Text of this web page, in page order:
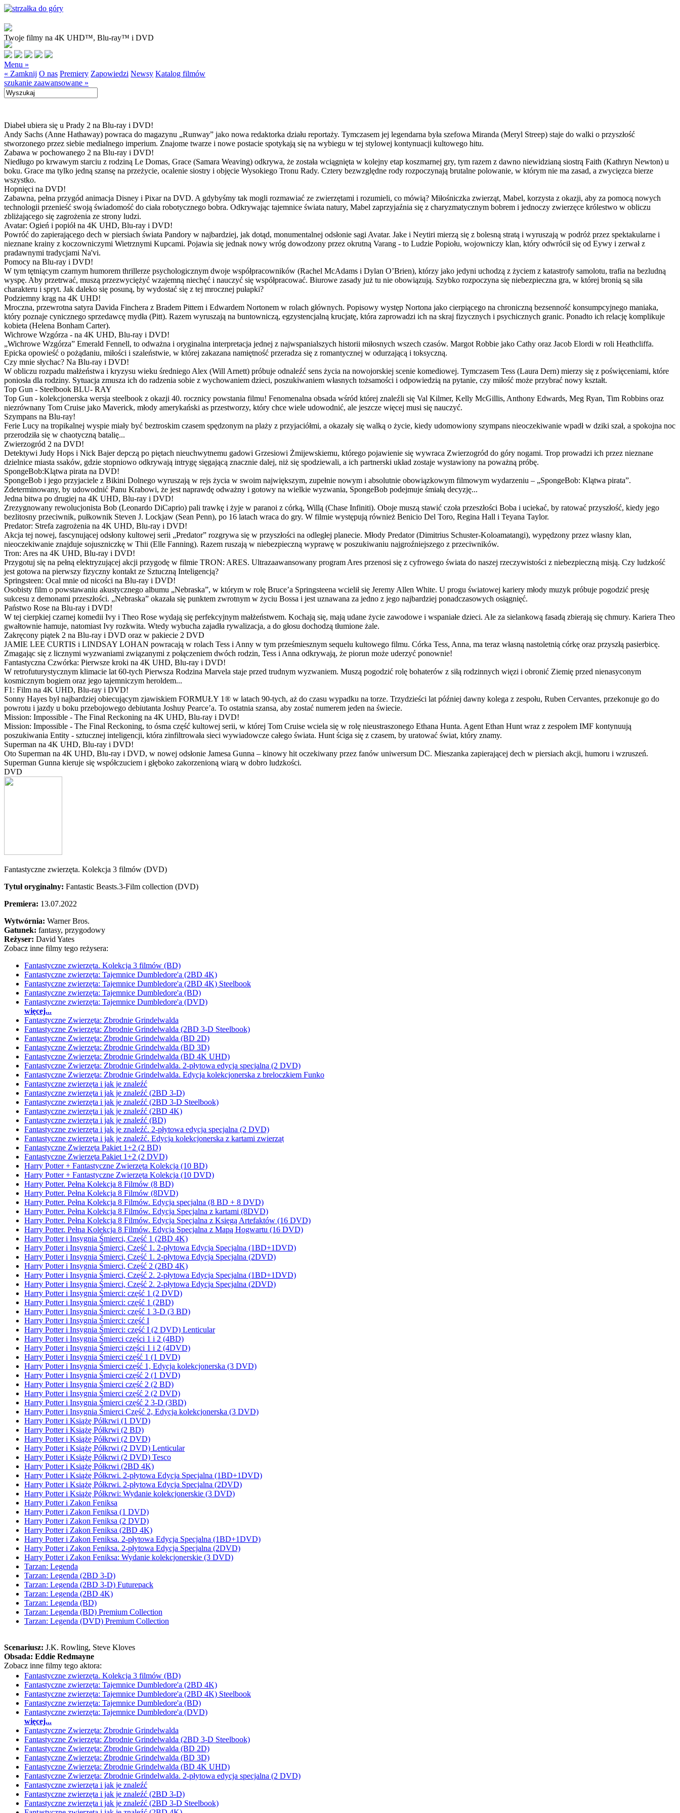
Twoje filmy na 4K UHD™, Blu-ray™ i DVD
Menu »
« Zamknij O nas Premiery Zapowiedzi Newsy Katalog filmów
szukanie zaawansowane »
Diabeł ubiera się u Prady 2 na Blu-ray i DVD!
Andy Sachs (Anne Hathaway) powraca do magazynu „Runway” jako nowa redaktorka działu reportaży. Tymczasem jej legendarna była szefowa Miranda (Meryl Streep) staje do walki o przyszłość
stworzonego przez siebie medialnego imperium. Znajome twarze i nowe postacie spotykają się na wybiegu w tej stylowej kontynuacji kultowego hitu.
Zabawa w pochowanego 2 na Blu-ray i DVD!
Niedługo po krwawym starciu z rodziną Le Domas, Grace (Samara Weaving) odkrywa, że została wciągnięta w kolejny etap koszmarnej gry, tym razem z dawno niewidzianą siostrą Faith (Kathryn Newton) u
boku. Grace ma tylko jedną szansę na przeżycie, ocalenie siostry i objęcie Wysokiego Tronu Rady. Cztery bezwzględne rody rozpoczynają brutalne polowanie, w którym nie ma zasad, a zwycięzca bierze
wszystko.
Hopnięci na DVD!
Zabawna, pełna przygód animacja Disney i Pixar na DVD. A gdybyśmy tak mogli rozmawiać ze zwierzętami i rozumieli, co mówią? Miłośniczka zwierząt, Mabel, korzysta z okazji, aby za pomocą nowych
technologii przenieść swoją świadomość do ciała robotycznego bobra. Odkrywając tajemnice świata natury, Mabel zaprzyjaźnia się z charyzmatycznym bobrem i jednoczy zwierzęce królestwo w obliczu
zbliżającego się zagrożenia ze strony ludzi.
Avatar: Ogień i popiół na 4K UHD, Blu-ray i DVD!
Powróć do zapierającego dech w piersiach świata Pandory w najbardziej, jak dotąd, monumentalnej odsłonie sagi Avatar. Jake i Neytiri mierzą się z bolesną stratą i wyruszają w podróż przez spektakularne i
nieznane krainy z koczowniczymi Wietrznymi Kupcami. Pojawia się jednak nowy wróg dowodzony przez okrutną Varang - to Ludzie Popiołu, wojowniczy klan, który odwrócił się od Eywy i zerwał z
pradawnymi tradycjami Na'vi.
Pomocy na Blu-ray i DVD!
W tym tętniącym czarnym humorem thrillerze psychologicznym dwoje współpracowników (Rachel McAdams i Dylan O’Brien), którzy jako jedyni uchodzą z życiem z katastrofy samolotu, trafia na bezludną
wyspę. Aby przetrwać, muszą przezwyciężyć wzajemną niechęć i nauczyć się współpracować. Biurowe zasady już tu nie obowiązują. Szybko rozpoczyna się niebezpieczna gra, w której bronią są siła
charakteru i spryt. Jak daleko się posuną, by wydostać się z tej mrocznej pułapki?
Podziemny krąg na 4K UHD!
Mroczna, przewrotna satyra Davida Finchera z Bradem Pittem i Edwardem Nortonem w rolach głównych. Popisowy występ Nortona jako cierpiącego na chroniczną bezsenność konsumpcyjnego maniaka,
który poznaje cynicznego sprzedawcę mydła (Pitt). Razem wyruszają na buntowniczą, egzystencjalną krucjatę, która zaprowadzi ich na skraj fizycznych i psychicznych granic. Ponadto ich relację komplikuje
kobieta (Helena Bonham Carter).
Wichrowe Wzgórza - na 4K UHD, Blu-ray i DVD!
„Wichrowe Wzgórza” Emerald Fennell, to odważna i oryginalna interpretacja jednej z najwspanialszych historii miłosnych wszech czasów. Margot Robbie jako Cathy oraz Jacob Elordi w roli Heathcliffa.
Epicka opowieść o pożądaniu, miłości i szaleństwie, w której zakazana namiętność przeradza się z romantycznej w odurzającą i toksyczną.
Czy mnie słychac? Na Blu-ray i DVD!
W obliczu rozpadu małżeństwa i kryzysu wieku średniego Alex (Will Arnett) próbuje odnaleźć sens życia na nowojorskiej scenie komediowej. Tymczasem Tess (Laura Dern) mierzy się z poświęceniami, które
poniosła dla rodziny. Sytuacja zmusza ich do radzenia sobie z wychowaniem dzieci, poszukiwaniem własnych tożsamości i odpowiedzią na pytanie, czy miłość może przybrać nowy kształt.
Top Gun - Steelbook BLU- RAY
Top Gun - kolekcjonerska wersja steelbook z okazji 40. rocznicy powstania filmu! Fenomenalna obsada wśród której znaleźli się Val Kilmer, Kelly McGillis, Anthony Edwards, Meg Ryan, Tim Robbins oraz
niezrównany Tom Cruise jako Maverick, młody amerykański as przestworzy, który chce wiele udowodnić, ale jeszcze więcej musi się nauczyć.
Szympans na Blu-ray!
Ferie Lucy na tropikalnej wyspie miały być beztroskim czasem spędzonym na plaży z przyjaciółmi, a okazały się walką o życie, kiedy udomowiony szympans nieoczekiwanie wpadł w dziki szał, a spokojna noc
przerodziła się w chaotyczną batalię...
Zwierzogród 2 na DVD!
Detektywi Judy Hops i Nick Bajer depczą po piętach nieuchwytnemu gadowi Grzesiowi Żmijewskiemu, którego pojawienie się wywraca Zwierzogród do góry nogami. Trop prowadzi ich przez nieznane
dzielnice miasta ssaków, gdzie stopniowo odkrywają intrygę sięgającą znacznie dalej, niż się spodziewali, a ich partnerski układ zostaje wystawiony na poważną próbę.
SpongeBob:Klątwa pirata na DVD!
SpongeBob i jego przyjaciele z Bikini Dolnego wyruszają w rejs życia w swoim największym, zupełnie nowym i absolutnie obowiązkowym filmowym wydarzeniu – „SpongeBob: Klątwa pirata”.
Zdeterminowany, by udowodnić Panu Krabowi, że jest naprawdę odważny i gotowy na wielkie wyzwania, SpongeBob podejmuje śmiałą decyzję...
Jedna bitwa po drugiej na 4K UHD, Blu-ray i DVD!
Zrezygnowany rewolucjonista Bob (Leonardo DiCaprio) pali trawkę i żyje w paranoi z córką, Willą (Chase Infiniti). Oboje muszą stawić czoła przeszłości Boba i uciekać, by ratować przyszłość, kiedy jego
bezlitosny przeciwnik, pułkownik Steven J. Lockjaw (Sean Penn), po 16 latach wraca do gry. W filmie występują również Benicio Del Toro, Regina Hall i Teyana Taylor.
Predator: Strefa zagrożenia na 4K UHD, Blu-ray i DVD!
Akcja tej nowej, fascynującej odsłony kultowej serii „Predator” rozgrywa się w przyszłości na odległej planecie. Młody Predator (Dimitrius Schuster-Koloamatangi), wypędzony przez własny klan,
nieoczekiwanie znajduje sojuszniczkę w Thii (Elle Fanning). Razem ruszają w niebezpieczną wyprawę w poszukiwaniu najgroźniejszego z przeciwników.
Tron: Ares na 4K UHD, Blu-ray i DVD!
Przygotuj się na pełną elektryzującej akcji przygodę w filmie TRON: ARES. Ultrazaawansowany program Ares przenosi się z cyfrowego świata do naszej rzeczywistości z niebezpieczną misją. Czy ludzkość
jest gotowa na pierwszy fizyczny kontakt ze Sztuczną Inteligencją?
Springsteen: Ocal mnie od nicości na Blu-ray i DVD!
Osobisty film o powstawaniu akustycznego albumu „Nebraska”, w którym w rolę Bruce’a Springsteena wcielił się Jeremy Allen White. U progu światowej kariery młody muzyk próbuje pogodzić presję
sukcesu z demonami przeszłości. „Nebraska” okazała się punktem zwrotnym w życiu Bossa i jest uznawana za jedno z jego najbardziej ponadczasowych osiągnięć.
Państwo Rose na Blu-ray i DVD!
W tej cierpkiej czarnej komedii Ivy i Theo Rose wydają się perfekcyjnym małżeństwem. Kochają się, mają udane życie zawodowe i wspaniałe dzieci. Ale za sielankową fasadą zbierają się chmury. Kariera Theo
gwałtownie hamuje, natomiast Ivy rozkwita. Wtedy wybucha zajadła rywalizacja, a do głosu dochodzą tłumione żale.
Zakręcony piątek 2 na Blu-ray i DVD oraz w pakiecie 2 DVD
JAMIE LEE CURTIS i LINDSAY LOHAN powracają w rolach Tess i Anny w tym prześmiesznym sequelu kultowego filmu. Córka Tess, Anna, ma teraz własną nastoletnią córkę oraz przyszłą pasierbicę.
Zmagając się z licznymi wyzwaniami związanymi z połączeniem dwóch rodzin, Tess i Anna odkrywają, że piorun może uderzyć ponownie!
Fantastyczna Czwórka: Pierwsze kroki na 4K UHD, Blu-ray i DVD!
W retrofuturystycznym klimacie lat 60-tych Pierwsza Rodzina Marvela staje przed trudnym wyzwaniem. Muszą pogodzić rolę bohaterów z siłą rodzinnych więzi i obronić Ziemię przed nienasyconym
kosmicznym bogiem oraz jego tajemniczym heroldem...
F1: Film na 4K UHD, Blu-ray i DVD!
Sonny Hayes był najbardziej obiecującym zjawiskiem FORMUŁY 1® w latach 90-tych, aż do czasu wypadku na torze. Trzydzieści lat później dawny kolega z zespołu, Ruben Cervantes, przekonuje go do
powrotu i jazdy u boku przebojowego debiutanta Joshuy Pearce’a. To ostatnia szansa, aby zostać numerem jeden na świecie.
Mission: Impossible - The Final Reckoning na 4K UHD, Blu-ray i DVD!
Mission: Impossible - The Final Reckoning, to ósma część kultowej serii, w której Tom Cruise wciela się w rolę nieustraszonego Ethana Hunta. Agent Ethan Hunt wraz z zespołem IMF kontynuują
poszukiwania Entity - sztucznej inteligencji, która zinfiltrowała sieci wywiadowcze całego świata. Hunt ściga się z czasem, by uratować świat, który znamy.
Superman na 4K UHD, Blu-ray i DVD!
Oto Superman na 4K UHD, Blu-ray i DVD, w nowej odsłonie Jamesa Gunna – kinowy hit oczekiwany przez fanów uniwersum DC. Mieszanka zapierającej dech w piersiach akcji, humoru i wzruszeń.
Superman Gunna kieruje się współczuciem i głęboko zakorzenioną wiarą w dobro ludzkości.
DVD
Fantastyczne zwierzęta. Kolekcja 3 filmów (DVD)
Tytuł oryginalny: Fantastic Beasts.3-Film collection (DVD)
Premiera: 13.07.2022
Wytwórnia: Warner Bros.
Gatunek: fantasy, przygodowy
Reżyser: David Yates
Zobacz inne filmy tego reżysera:
Fantastyczne zwierzęta. Kolekcja 3 filmów (BD)
Fantastyczne zwierzęta: Tajemnice Dumbledore'a (2BD 4K)
Fantastyczne zwierzęta: Tajemnice Dumbledore'a (2BD 4K) Steelbook
Fantastyczne zwierzęta: Tajemnice Dumbledore'a (BD)
Fantastyczne zwierzęta: Tajemnice Dumbledore'a (DVD)
więcej...
Fantastyczne Zwierzęta: Zbrodnie Grindelwalda
Fantastyczne Zwierzęta: Zbrodnie Grindelwalda (2BD 3-D Steelbook)
Fantastyczne Zwierzęta: Zbrodnie Grindelwalda (BD 2D)
Fantastyczne Zwierzęta: Zbrodnie Grindelwalda (BD 3D)
Fantastyczne Zwierzęta: Zbrodnie Grindelwalda (BD 4K UHD)
Fantastyczne Zwierzęta: Zbrodnie Grindelwalda. 2-płytowa edycja specjalna (2 DVD)
Fantastyczne Zwierzęta: Zbrodnie Grindelwalda. Edycja kolekcjonerska z breloczkiem Funko
Fantastyczne zwierzęta i jak je znaleźć
Fantastyczne zwierzęta i jak je znaleźć (2BD 3-D)
Fantastyczne zwierzęta i jak je znaleźć (2BD 3-D Steelbook)
Fantastyczne zwierzęta i jak je znaleźć (2BD 4K)
Fantastyczne zwierzęta i jak je znaleźć (BD)
Fantastyczne zwierzęta i jak je znaleźć. 2-płytowa edycja specjalna (2 DVD)
Fantastyczne zwierzęta i jak je znaleźć. Edycja kolekcjonerska z kartami zwierząt
Fantastyczne Zwierzęta Pakiet 1+2 (2 BD)
Fantastyczne Zwierzęta Pakiet 1+2 (2 DVD)
Harry Potter + Fantastyczne Zwierzęta Kolekcja (10 BD)
Harry Potter + Fantastyczne Zwierzęta Kolekcja (10 DVD)
Harry Potter. Pełna Kolekcja 8 Filmów (8 BD)
Harry Potter. Pełna Kolekcja 8 Filmów (8DVD)
Harry Potter. Pełna Kolekcja 8 Filmów. Edycja specjalna (8 BD + 8 DVD)
Harry Potter. Pełna Kolekcja 8 Filmów. Edycja Specjalna z kartami (8DVD)
Harry Potter. Pełna Kolekcja 8 Filmów. Edycja Specjalna z Księgą Artefaktów (16 DVD)
Harry Potter. Pełna Kolekcja 8 Filmów. Edycja Specjalna z Mapą Hogwartu (16 DVD)
Harry Potter i Insygnia Śmierci, Część 1 (2BD 4K)
Harry Potter i Insygnia Śmierci, Część 1. 2-płytowa Edycja Specjalna (1BD+1DVD)
Harry Potter i Insygnia Śmierci, Część 1. 2-płytowa Edycja Specjalna (2DVD)
Harry Potter i Insygnia Śmierci, Część 2 (2BD 4K)
Harry Potter i Insygnia Śmierci, Część 2. 2-płytowa Edycja Specjalna (1BD+1DVD)
Harry Potter i Insygnia Śmierci, Część 2. 2-płytowa Edycja Specjalna (2DVD)
Harry Potter i Insygnia Śmierci: część 1 (2 DVD)
Harry Potter i Insygnia Śmierci: część 1 (2BD)
Harry Potter i Insygnia Śmierci: część 1 3-D (3 BD)
Harry Potter i Insygnia Śmierci: część I
Harry Potter i Insygnia Śmierci: część I (2 DVD) Lenticular
Harry Potter i Insygnia Śmierci części 1 i 2 (4BD)
Harry Potter i Insygnia Śmierci części 1 i 2 (4DVD)
Harry Potter i Insygnia Śmierci część 1 (1 DVD)
Harry Potter i Insygnia Śmierci część 1, Edycja kolekcjonerska (3 DVD)
Harry Potter i Insygnia Śmierci część 2 (1 DVD)
Harry Potter i Insygnia Śmierci część 2 (2 BD)
Harry Potter i Insygnia Śmierci część 2 (2 DVD)
Harry Potter i Insygnia Śmierci część 2 3-D (3BD)
Harry Potter i Insygnia Śmierci Część 2, Edycja kolekcjonerska (3 DVD)
Harry Potter i Książę Półkrwi (1 DVD)
Harry Potter i Książę Półkrwi (2 BD)
Harry Potter i Książę Półkrwi (2 DVD)
Harry Potter i Książę Półkrwi (2 DVD) Lenticular
Harry Potter i Książę Półkrwi (2 DVD) Tesco
Harry Potter i Książę Półkrwi (2BD 4K)
Harry Potter i Książę Półkrwi. 2-płytowa Edycja Specjalna (1BD+1DVD)
Harry Potter i Książę Półkrwi. 2-płytowa Edycja Specjalna (2DVD)
Harry Potter i Książę Półkrwi: Wydanie kolekcjonerskie (3 DVD)
Harry Potter i Zakon Feniksa
Harry Potter i Zakon Feniksa (1 DVD)
Harry Potter i Zakon Feniksa (2 DVD)
Harry Potter i Zakon Feniksa (2BD 4K)
Harry Potter i Zakon Feniksa. 2-płytowa Edycja Specjalna (1BD+1DVD)
Harry Potter i Zakon Feniksa. 2-płytowa Edycja Specjalna (2DVD)
Harry Potter i Zakon Feniksa: Wydanie kolekcjonerskie (3 DVD)
Tarzan: Legenda
Tarzan: Legenda (2BD 3-D)
Tarzan: Legenda (2BD 3-D) Futurepack
Tarzan: Legenda (2BD 4K)
Tarzan: Legenda (BD)
Tarzan: Legenda (BD) Premium Collection
Tarzan: Legenda (DVD) Premium Collection
Scenariusz: J.K. Rowling, Steve Kloves
Obsada: Eddie Redmayne
Zobacz inne filmy tego aktora:
Fantastyczne zwierzęta. Kolekcja 3 filmów (BD)
Fantastyczne zwierzęta: Tajemnice Dumbledore'a (2BD 4K)
Fantastyczne zwierzęta: Tajemnice Dumbledore'a (2BD 4K) Steelbook
Fantastyczne zwierzęta: Tajemnice Dumbledore'a (BD)
Fantastyczne zwierzęta: Tajemnice Dumbledore'a (DVD)
więcej...
Fantastyczne Zwierzęta: Zbrodnie Grindelwalda
Fantastyczne Zwierzęta: Zbrodnie Grindelwalda (2BD 3-D Steelbook)
Fantastyczne Zwierzęta: Zbrodnie Grindelwalda (BD 2D)
Fantastyczne Zwierzęta: Zbrodnie Grindelwalda (BD 3D)
Fantastyczne Zwierzęta: Zbrodnie Grindelwalda (BD 4K UHD)
Fantastyczne Zwierzęta: Zbrodnie Grindelwalda. 2-płytowa edycja specjalna (2 DVD)
Fantastyczne zwierzęta i jak je znaleźć
Fantastyczne zwierzęta i jak je znaleźć (2BD 3-D)
Fantastyczne zwierzęta i jak je znaleźć (2BD 3-D Steelbook)